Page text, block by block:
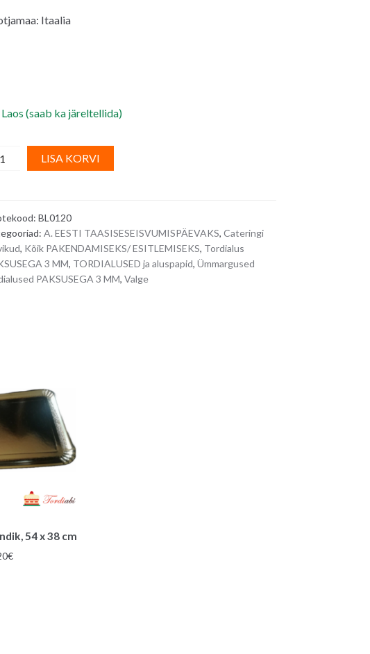
Itaalia
Laos (saab ka järeltellida)
LISA KORVI
l
n
a
t
BL0120
A. EESTI TAASISESEISVUMISPÄEVAKS, Cateringi
, Kõik PAKENDAMISEKS/ ESITLEMISEKS, Tordialus
3 MM, TORDIALUSED ja aluspapid, Ümmargused
PAKSUSEGA 3 MM, Valge
54 x 38 cm
€